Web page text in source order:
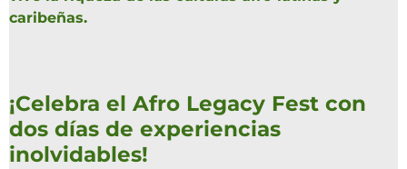
caribeñas.
¡Celebra el Afro Legacy Fest con
dos días de experiencias
inolvidables!